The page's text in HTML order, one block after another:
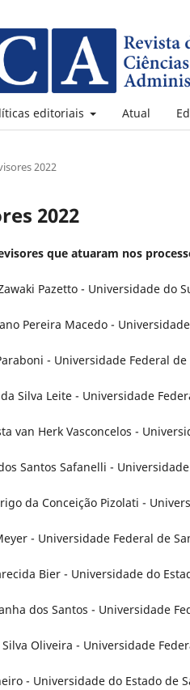
editoriais Atual
2022
2022
que atuaram nos
Pazetto - Universidade do
Pereira Macedo -
- Universidade Federal
Silva Leite - Universidade
van Herk Vasconcelos -
Santos Safanelli -
da Conceição Pizolati -
- Universidade Federal de
Bier - Universidade do
dos Santos - Universidade
Silva Oliveira - Universidade
- Universidade do Estado de